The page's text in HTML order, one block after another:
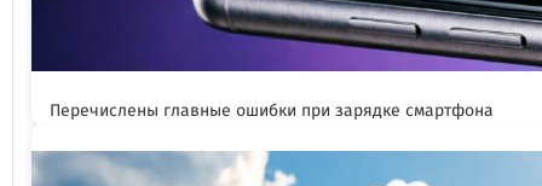
Перечислены главные ошибки при зарядке смартфона